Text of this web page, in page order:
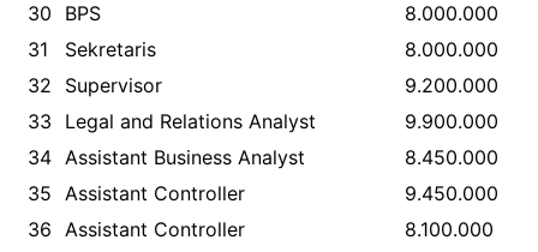
30
BPS
8.000.000
31
Sekretaris
8.000.000
32
Supervisor
9.200.000
33
Legal and Relations Analyst
9.900.000
34 Assistant Business Analyst
8.450.000
35 Assistant Controller
9.450.000
36 Assistant Controller
8.100.000